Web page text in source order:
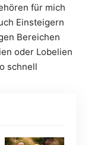
für mich
Einsteigern
Bereichen
oder Lobelien
schnell